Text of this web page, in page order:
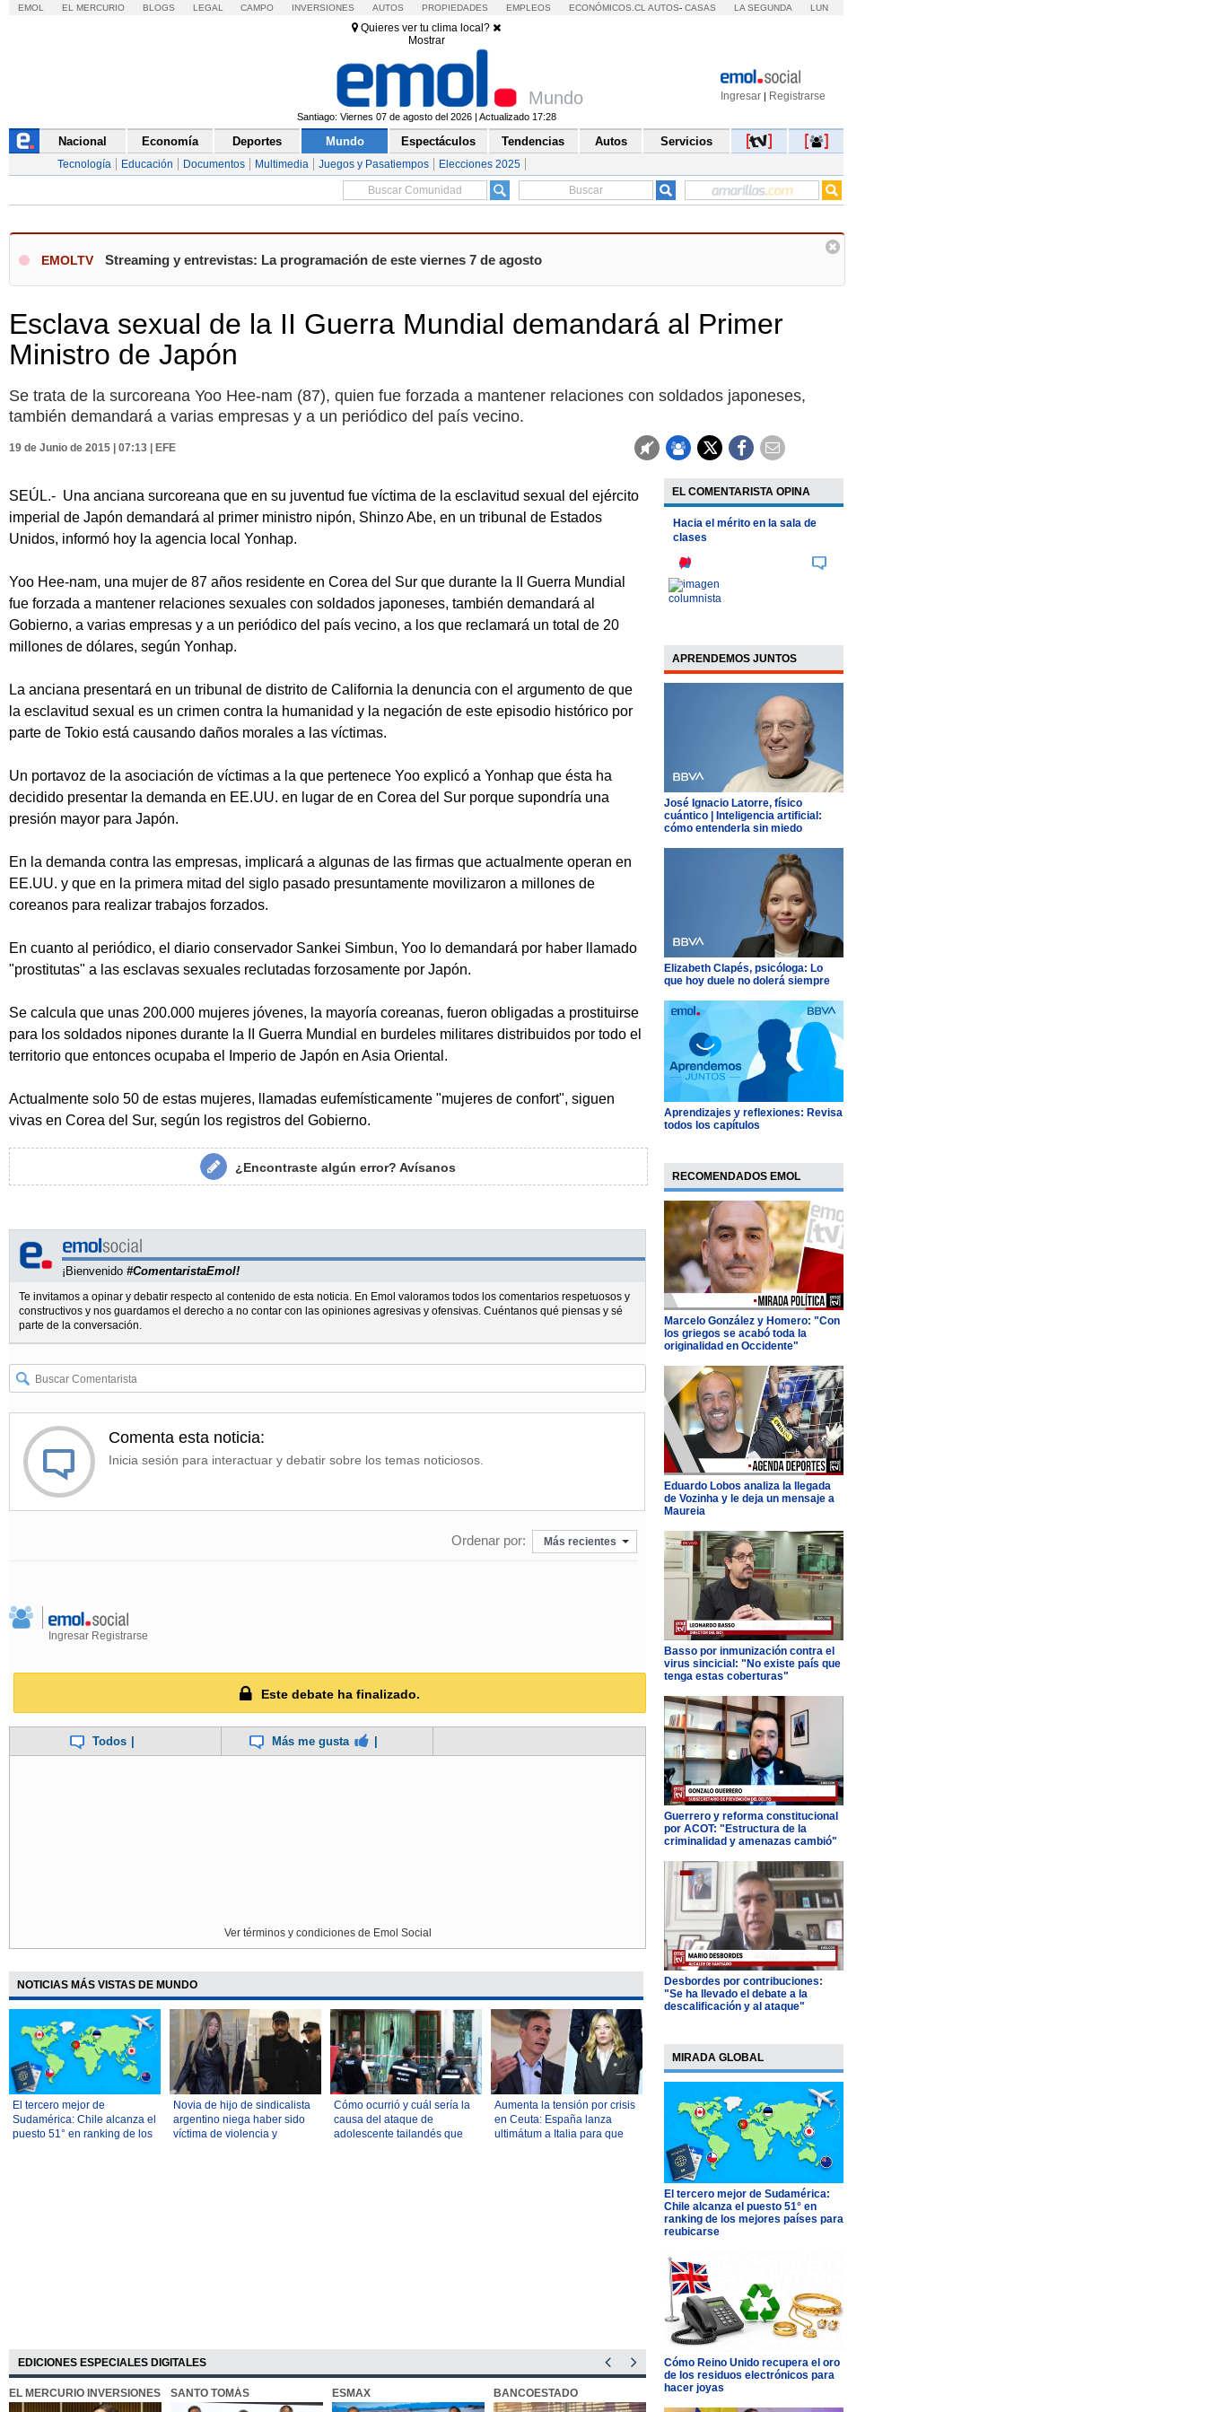
EMOL EL MERCURIO BLOGS LEGAL CAMPO INVERSIONES AUTOS PROPIEDADES EMPLEOS ECONÓMICOS.CL AUTOS- CASAS LA SEGUNDA LUN
Quieres ver tu clima local?
Mostrar
Ingresar | Registrarse
Mundo
Santiago: Viernes 07 de agosto del 2026 | Actualizado 17:28
Nacional Economía Deportes Mundo Espectáculos Tendencias Autos Servicios
Tecnología Educación Documentos Multimedia Juegos y Pasatiempos Elecciones 2025
EMOLTV Streaming y entrevistas: La programación de este viernes 7 de agosto
Esclava sexual de la II Guerra Mundial demandará al Primer
Ministro de Japón
Se trata de la surcoreana Yoo Hee-nam (87), quien fue forzada a mantener relaciones con soldados japoneses,
también demandará a varias empresas y a un periódico del país vecino.
19 de Junio de 2015 | 07:13 | EFE
SEÚL.- Una anciana surcoreana que en su juventud fue víctima de la esclavitud sexual del ejército
imperial de Japón demandará al primer ministro nipón, Shinzo Abe, en un tribunal de Estados
Unidos, informó hoy la agencia local Yonhap.
Yoo Hee-nam, una mujer de 87 años residente en Corea del Sur que durante la II Guerra Mundial
fue forzada a mantener relaciones sexuales con soldados japoneses, también demandará al
Gobierno, a varias empresas y a un periódico del país vecino, a los que reclamará un total de 20
millones de dólares, según Yonhap.
La anciana presentará en un tribunal de distrito de California la denuncia con el argumento de que
la esclavitud sexual es un crimen contra la humanidad y la negación de este episodio histórico por
parte de Tokio está causando daños morales a las víctimas.
Un portavoz de la asociación de víctimas a la que pertenece Yoo explicó a Yonhap que ésta ha
decidido presentar la demanda en EE.UU. en lugar de en Corea del Sur porque supondría una
presión mayor para Japón.
En la demanda contra las empresas, implicará a algunas de las firmas que actualmente operan en
EE.UU. y que en la primera mitad del siglo pasado presuntamente movilizaron a millones de
coreanos para realizar trabajos forzados.
En cuanto al periódico, el diario conservador Sankei Simbun, Yoo lo demandará por haber llamado
"prostitutas" a las esclavas sexuales reclutadas forzosamente por Japón.
Se calcula que unas 200.000 mujeres jóvenes, la mayoría coreanas, fueron obligadas a prostituirse
para los soldados nipones durante la II Guerra Mundial en burdeles militares distribuidos por todo el
territorio que entonces ocupaba el Imperio de Japón en Asia Oriental.
Actualmente solo 50 de estas mujeres, llamadas eufemísticamente "mujeres de confort", siguen
vivas en Corea del Sur, según los registros del Gobierno.
¿Encontraste algún error?Avísanos
¡Bienvenido #ComentaristaEmol!
Te invitamos a opinar y debatir respecto al contenido de esta noticia. En Emol valoramos todos los comentarios respetuosos y
constructivos y nos guardamos el derecho a no contar con las opiniones agresivas y ofensivas. Cuéntanos qué piensas y sé
parte de la conversación.
Comenta esta noticia:
Inicia sesión para interactuar y debatir sobre los temas noticiosos.
Ordenar por: Más recientes
Ingresar Registrarse
Este debate ha finalizado.
Todos Más me gusta
Ver términos y condiciones de Emol Social
NOTICIAS MÁS VISTAS DE MUNDO
El tercero mejor de
Sudamérica: Chile alcanza el
puesto 51° en ranking de los
Novia de hijo de sindicalista
argentino niega haber sido
víctima de violencia y
Cómo ocurrió y cuál sería la
causa del ataque de
adolescente tailandés que
Aumenta la tensión por crisis
en Ceuta: España lanza
ultimátum a Italia para que
EDICIONES ESPECIALES DIGITALES
EL MERCURIO INVERSIONES SANTO TOMÁS ESMAX BANCOESTADO OTIC CCHC
EL COMENTARISTA OPINA
Hacia el mérito en la sala de
clases
APRENDEMOS JUNTOS
José Ignacio Latorre, físico
cuántico | Inteligencia artificial:
cómo entenderla sin miedo
Elizabeth Clapés, psicóloga: Lo
que hoy duele no dolerá siempre
Aprendizajes y reflexiones: Revisa
todos los capítulos
RECOMENDADOS EMOL
Marcelo González y Homero: "Con
los griegos se acabó toda la
originalidad en Occidente"
Eduardo Lobos analiza la llegada
de Vozinha y le deja un mensaje a
Maureia
Basso por inmunización contra el
virus sincicial: "No existe país que
tenga estas coberturas"
Guerrero y reforma constitucional
por ACOT: "Estructura de la
criminalidad y amenazas cambió"
Desbordes por contribuciones:
"Se ha llevado el debate a la
descalificación y al ataque"
MIRADA GLOBAL
El tercero mejor de Sudamérica:
Chile alcanza el puesto 51° en
ranking de los mejores países para
reubicarse
Cómo Reino Unido recupera el oro
de los residuos electrónicos para
hacer joyas